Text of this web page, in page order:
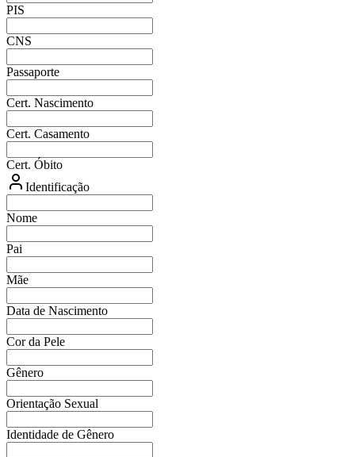
PIS
CNS
Passaporte
Cert. Nascimento
Cert. Casamento
Cert. Óbito
Identificação
Nome
Pai
Mãe
Data de Nascimento
Cor da Pele
Gênero
Orientação Sexual
Identidade de Gênero